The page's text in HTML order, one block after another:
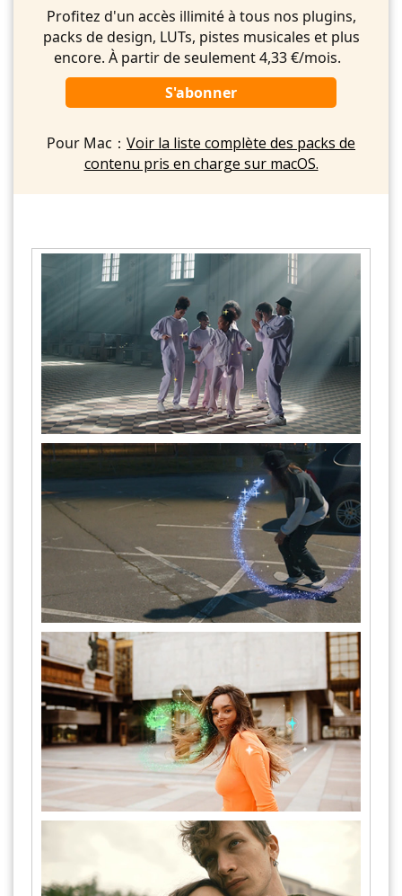
Profitez d'un accès illimité à tous nos plugins,
packs de design, LUTs, pistes musicales et plus
encore. À partir de seulement 4,33 €/mois.
S'abonner
Pour Mac： Voir la liste complète des packs de
contenu pris en charge sur macOS.